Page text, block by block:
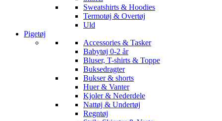
Sweatshirts & Hoodies
Termotøj & Overtøj
Uld
Pigetøj
Accessories & Tasker
Babytøj 0-2 år
Bluser, T-shirts & Toppe
Buksedragter
Bukser & shorts
Huer & Vanter
Kjoler & Nederdele
Nattøj & Undertøj
Regntøj